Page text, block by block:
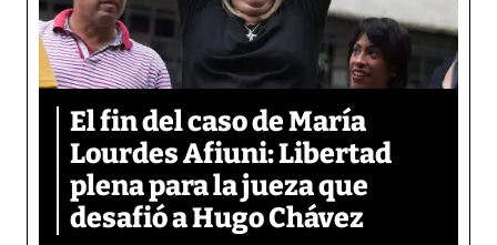
El fin del caso de María
Lourdes Afiuni: Libertad
plena para la jueza que
desafió a Hugo Chávez